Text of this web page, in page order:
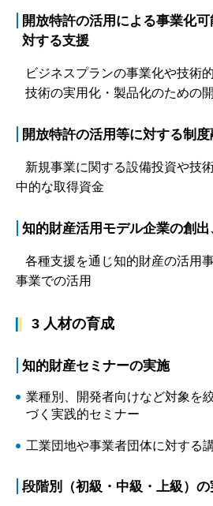
開放特許の活用による事業化
対する支援
ビジネスプランの事業化や技術
技術の実用化・製品化のための
開放特許の活用等に対する制度
新規事業に関する設備投資や技
中的な取得資金
知的財産活用モデル企業の創
各種支援を通じ知的財産の活用
事業での活用
3 人材の育成
知的財産セミナーの実施
業種別、開発者向けなど対象を
づく実践的セミナー
工業団地や事業者団体に対する
段階別（初級・中級・上級）